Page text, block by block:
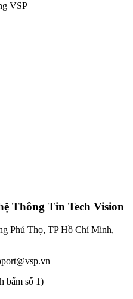
VSP
Thông Tin Tech Vision
Phú Thọ, TP Hồ Chí Minh,
bấm số 1)